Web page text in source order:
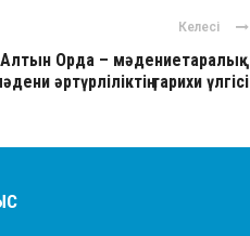
Келесі
Орда – мәдениетаралық
әртүрліліктің тарихи үлгісі